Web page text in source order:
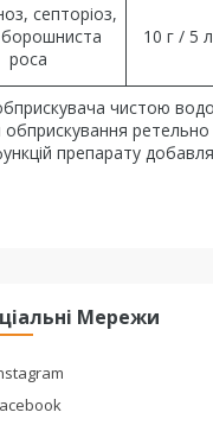
септоріоз,
роса
10 г / 5 л
чистою
обприскування
препарату
Мережи